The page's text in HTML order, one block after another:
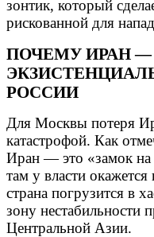
зонтик, который
рискованной для
ПОЧЕМУ ИРАН —
РОССИИ
Для Москвы потеря
катастрофой. Как
Иран — это «замок
там у власти
страна погрузится в
зону нестабильности
Центральной Азии.